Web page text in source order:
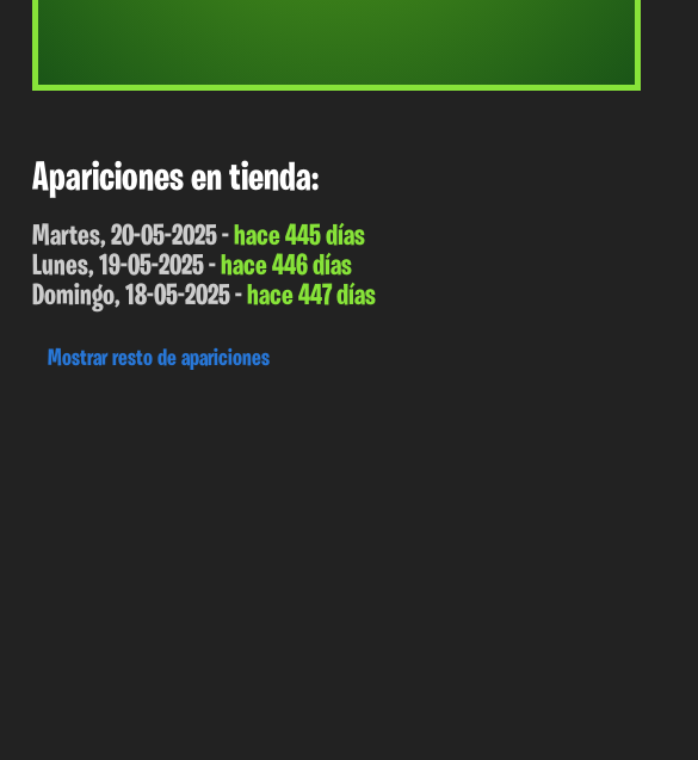
Apariciones en tienda:
Martes, 20-05-2025 -hace 445 días
Lunes, 19-05-2025 -hace 446 días
Domingo, 18-05-2025 -hace 447 días
Mostrar resto de apariciones